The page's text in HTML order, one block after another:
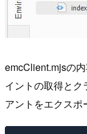
emcClient.mjsの
イントの取得とク
アントをエクスポ